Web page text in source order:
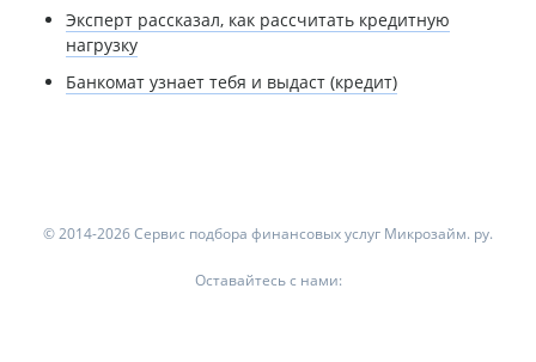
Эксперт рассказал, как рассчитать кредитную
нагрузку
Банкомат узнает тебя и выдаст (кредит)
© 2014-2026 Сервис подбора финансовых услуг Микрозайм. ру.
Оставайтесь с нами: